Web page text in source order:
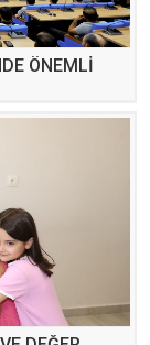
ÖNEMLİ